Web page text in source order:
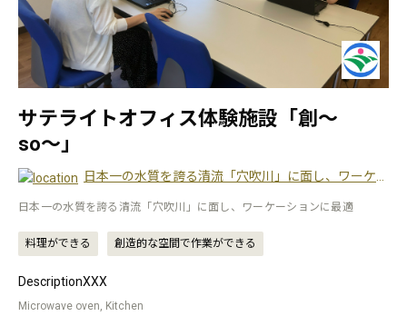
サテライトオフィス体験施設「創〜
so〜」
日本一の水質を誇る清流「穴吹川」に面し、ワーケーションに最適
日本一の水質を誇る清流「穴吹川」に面し、ワーケーションに最適
料理ができる 創造的な空間で作業ができる
DescriptionXXX
Microwave oven, Kitchen